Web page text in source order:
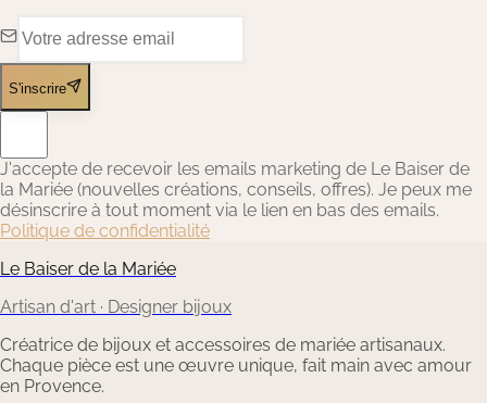
S'inscrire
J'accepte de recevoir les emails marketing de Le Baiser de
la Mariée (nouvelles créations, conseils, offres). Je peux me
désinscrire à tout moment via le lien en bas des emails.
Politique de confidentialité
Le Baiser de la Mariée
Artisan d'art · Designer bijoux
Créatrice de bijoux et accessoires de mariée artisanaux.
Chaque pièce est une œuvre unique, fait main avec amour
en Provence.